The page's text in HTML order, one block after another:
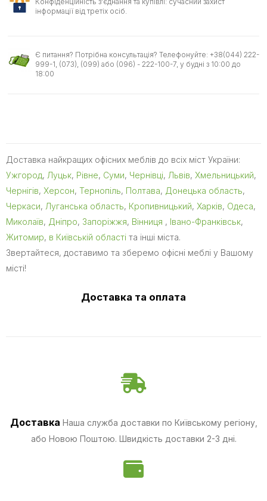
інформації від третіх осіб.
Є питання? Потрібна консультація? Телефонуйте: +38(044) 222-
999-1, (073), (099) або (096) - 222-100-7, у будні з 10:00 до
18:00
Доставка найкращих офісних меблів до всіх міст України:
Ужгород, Луцьк, Рівне, Суми, Чернівці, Львів, Хмельницький,
Чернігів, Херсон, Тернопіль, Полтава, Донецька область,
Черкаси, Луганська область, Кропивницький, Харків, Одеса,
Миколаїв, Дніпро, Запоріжжя, Вінниця , Івано-Франківськ,
Житомир, в Київській області та інші міста.
Звертайтеся, доставимо та зберемо офісні меблі у Вашому
місті!
Доставка та оплата
Доставка Наша служба доставки по Київському регіону,
або Новою Поштою. Швидкість доставки 2-3 дні.